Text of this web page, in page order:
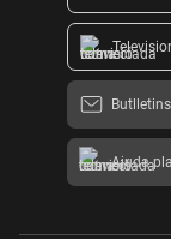
Butlletins
Ajuda